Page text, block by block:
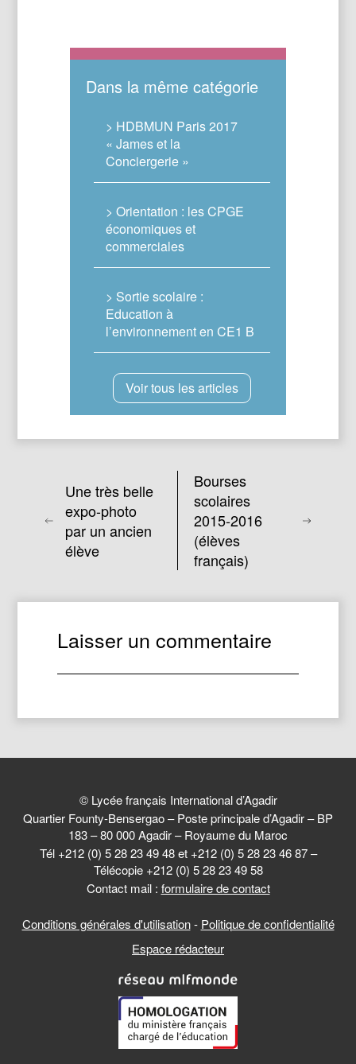
Dans la même catégorie
> HDBMUN Paris 2017
« James et la
Conciergerie »
> Orientation : les CPGE
économiques et
commerciales
> Sortie scolaire :
Education à
l’environnement en CE1 B
Voir tous les articles
Une très belle
expo-photo
par un ancien
élève
Bourses
scolaires
2015-2016
(élèves
français)
Laisser un commentaire
© Lycée français International d’Agadir
Quartier Founty-Bensergao – Poste principale d’Agadir – BP
183 – 80 000 Agadir – Royaume du Maroc
Tél +212 (0) 5 28 23 49 48 et +212 (0) 5 28 23 46 87 –
Télécopie +212 (0) 5 28 23 49 58
Contact mail : formulaire de contact
Conditions générales d'utilisation- Politique de confidentialité
Espace rédacteur